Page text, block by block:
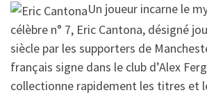
Un joueur incarne le
célèbre n° 7, Eric Cantona, désigné
siècle par les supporters de
français signe dans le club d’Alex
collectionne rapidement les titres et